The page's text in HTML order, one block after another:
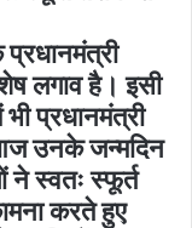
प्रधानमंत्री
लगाव है। इसी
प्रधानमंत्री
उनके जन्मदिन
स्वतः स्फूर्त
करते हुए